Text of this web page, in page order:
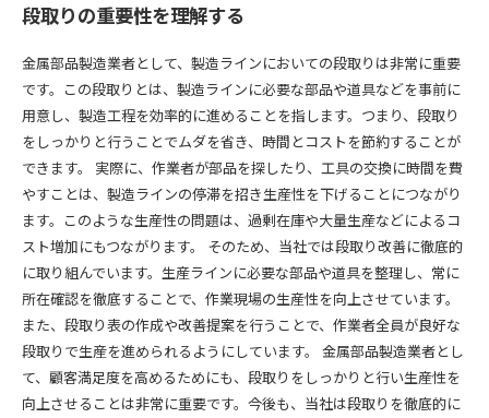
段取りの重要性を理解する
金属部品製造業者として、製造ラインにおいての段取りは非常に重要
です。この段取りとは、製造ラインに必要な部品や道具などを事前に
用意し、製造工程を効率的に進めることを指します。つまり、段取り
をしっかりと行うことでムダを省き、時間とコストを節約することが
できます。 実際に、作業者が部品を探したり、工具の交換に時間を費
やすことは、製造ラインの停滞を招き生産性を下げることにつながり
ます。このような生産性の問題は、過剰在庫や大量生産などによるコ
スト増加にもつながります。 そのため、当社では段取り改善に徹底的
に取り組んでいます。生産ラインに必要な部品や道具を整理し、常に
所在確認を徹底することで、作業現場の生産性を向上させています。
また、段取り表の作成や改善提案を行うことで、作業者全員が良好な
段取りで生産を進められるようにしています。 金属部品製造業者とし
て、顧客満足度を高めるためにも、段取りをしっかりと行い生産性を
向上させることは非常に重要です。今後も、当社は段取りを徹底的に